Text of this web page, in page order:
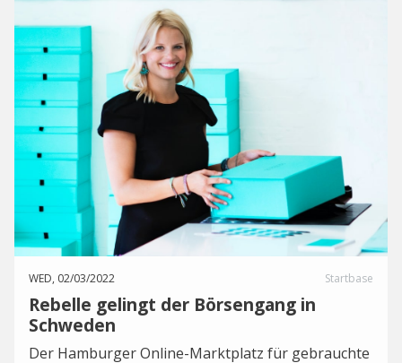
WED, 02/03/2022 Startbase
Rebelle gelingt der Börsengang in
Schweden
Der Hamburger Online-Marktplatz für gebrauchte